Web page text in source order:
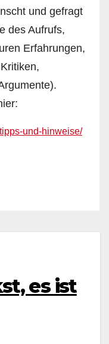
und gefragt
des Aufrufs,
Erfahrungen,
und-hinweise/
es ist